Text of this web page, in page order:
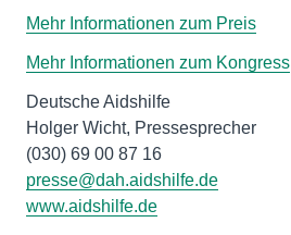
Mehr Informationen zum Preis
Mehr Informationen zum Kongress
Deutsche Aidshilfe
Holger Wicht, Pressesprecher
presse@dah.aidshilfe.de
www.aidshilfe.de